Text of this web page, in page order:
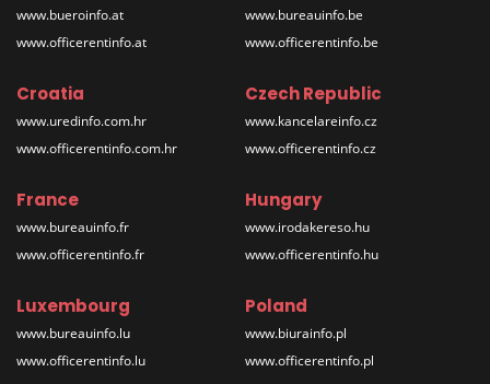
www.bueroinfo.at
www.officerentinfo.at
www.bureauinfo.be
www.officerentinfo.be
Croatia
www.uredinfo.com.hr
www.officerentinfo.com.hr
Czech Republic
www.kancelareinfo.cz
www.officerentinfo.cz
France
www.bureauinfo.fr
www.officerentinfo.fr
Hungary
www.irodakereso.hu
www.officerentinfo.hu
Luxembourg
www.bureauinfo.lu
www.officerentinfo.lu
Poland
www.biurainfo.pl
www.officerentinfo.pl